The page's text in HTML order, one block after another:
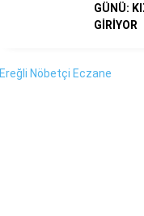
GÜNÜ:
GİRİYOR
Ereğli Nöbetçi Eczane